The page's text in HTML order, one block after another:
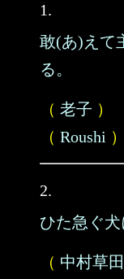
1.
敢(あ)えて
る。
（ 老子 ）
（ Roushi ）
2.
ひた急ぐ
（ 中村草